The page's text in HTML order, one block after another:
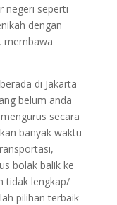
negeri seperti
dengan
membawa
di Jakarta
belum anda
secara
banyak waktu
bolak balik ke
tidak lengkap/
pilihan terbaik